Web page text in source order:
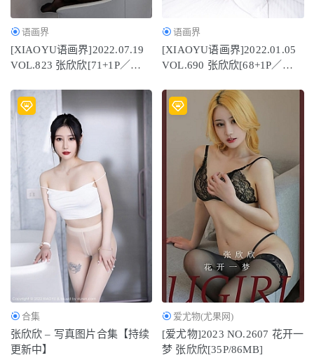
语画界
[XIAOYU语画界]2022.07.19
VOL.823 张欣欣[71+1P／
语画界
[XIAOYU语画界]2022.01.05
VOL.690 张欣欣[68+1P／
合集
张欣欣 – 写真图片合集【持续
更新中】
爱尤物(尤果网)
[爱尤物]2023 NO.2607 花开一
梦 张欣欣[35P/86MB]